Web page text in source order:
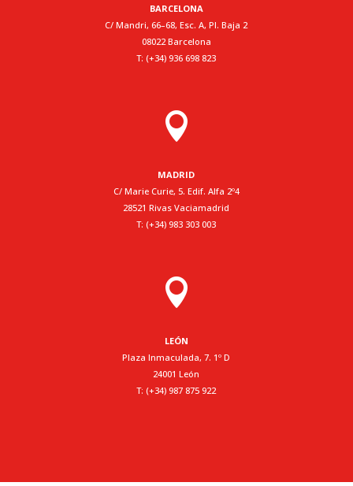
BARCELONA
C/ Mandri, 66–68, Esc. A, Pl. Baja 2
08022 Barcelona
T: (+34) 936 698 823

MADRID
C/ Marie Curie, 5. Edif. Alfa 2º4
28521 Rivas Vaciamadrid
T: (+34) 983 303 003

LEÓN
Plaza Inmaculada, 7. 1º D
24001 León
T: (+34) 987 875 922